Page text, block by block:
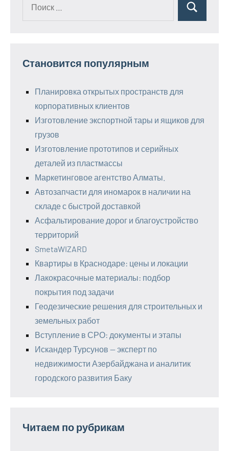
Поиск
Становится популярным
Планировка открытых пространств для
корпоративных клиентов
Изготовление экспортной тары и ящиков для
грузов
Изготовление прототипов и серийных
деталей из пластмассы
Маркетинговое агентство Алматы.
Автозапчасти для иномарок в наличии на
складе с быстрой доставкой
Асфальтирование дорог и благоустройство
территорий
SmetaWIZARD
Квартиры в Краснодаре: цены и локации
Лакокрасочные материалы: подбор
покрытия под задачи
Геодезические решения для строительных и
земельных работ
Вступление в СРО: документы и этапы
Искандер Турсунов — эксперт по
недвижимости Азербайджана и аналитик
городского развития Баку
Читаем по рубрикам